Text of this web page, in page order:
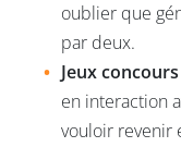
oublier que
par deux.
Jeux
en interaction
vouloir revenir